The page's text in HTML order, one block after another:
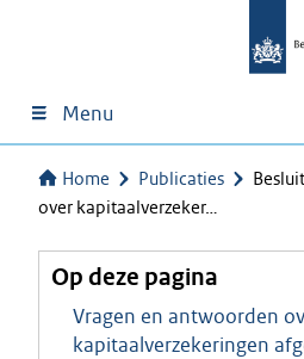
Menu
Home Publicaties
over kapitaalverzeker…
Op deze pagina
Vragen en antwoorden
kapitaalverzekeringen